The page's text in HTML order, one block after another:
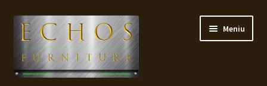
Sari
navigare
Sari
conținut
Meniu